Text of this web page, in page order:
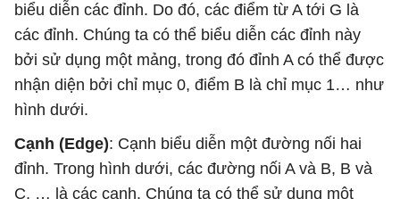
biểu diễn các đỉnh. Do đó, các điểm từ A tới G là
các đỉnh. Chúng ta có thể biểu diễn các đỉnh này
bởi sử dụng một mảng, trong đó đỉnh A có thể được
nhận diện bởi chỉ mục 0, điểm B là chỉ mục 1… như
hình dưới.
Cạnh (Edge): Cạnh biểu diễn một đường nối hai
đỉnh. Trong hình dưới, các đường nối A và B, B và
C, … là các cạnh. Chúng ta có thể sử dụng một